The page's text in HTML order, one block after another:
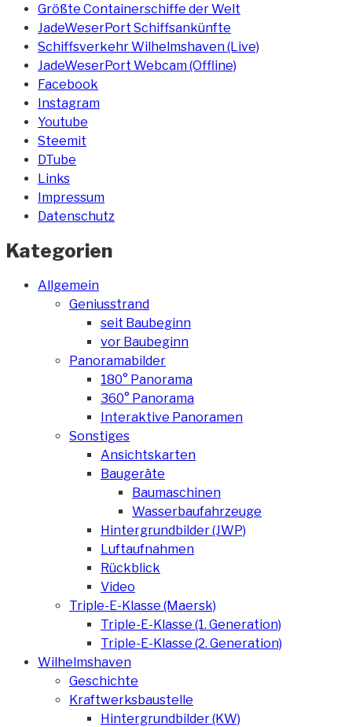
Größte Containerschiffe der Welt
JadeWeserPort Schiffsankünfte
Schiffsverkehr Wilhelmshaven (Live)
JadeWeserPort Webcam (Offline)
Facebook
Instagram
Youtube
Steemit
DTube
Links
Impressum
Datenschutz
Kategorien
Allgemein
Geniusstrand
seit Baubeginn
vor Baubeginn
Panoramabilder
180° Panorama
360° Panorama
Interaktive Panoramen
Sonstiges
Ansichtskarten
Baugeräte
Baumaschinen
Wasserbaufahrzeuge
Hintergrundbilder (JWP)
Luftaufnahmen
Rückblick
Video
Triple-E-Klasse (Maersk)
Triple-E-Klasse (1. Generation)
Triple-E-Klasse (2. Generation)
Wilhelmshaven
Geschichte
Kraftwerksbaustelle
Hintergrundbilder (KW)